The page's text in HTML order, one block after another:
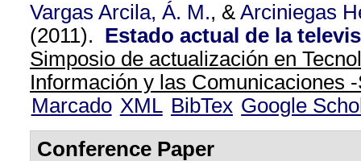
Vargas Arcila, Á. M., & Arciniegas
(2011). Estado actual de la
Simposio de actualización en
Información y las Comunicaciones
Marcado XML BibTex Google
Conference Paper